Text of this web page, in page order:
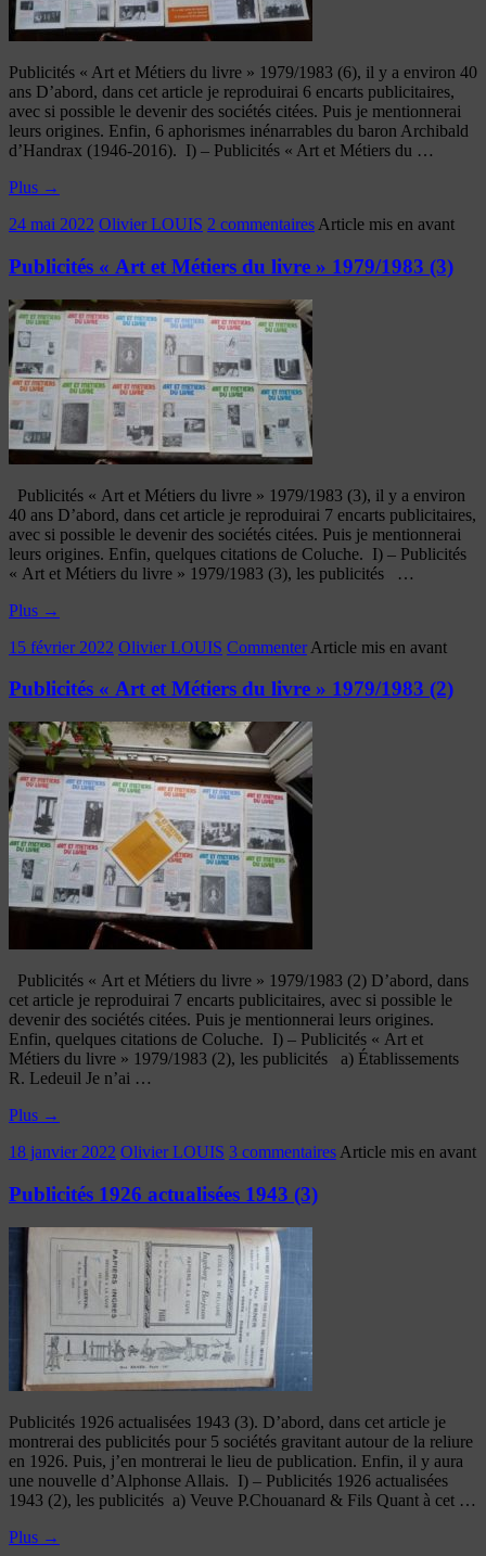
Publicités « Art et Métiers du livre » 1979/1983 (6), il y a environ 40
ans D’abord, dans cet article je reproduirai 6 encarts publicitaires,
avec si possible le devenir des sociétés citées. Puis je mentionnerai
leurs origines. Enfin, 6 aphorismes inénarrables du baron Archibald
d’Handrax (1946-2016). I) – Publicités « Art et Métiers du …
Plus →
24 mai 2022 Olivier LOUIS 2 commentaires Article mis en avant
Publicités « Art et Métiers du livre » 1979/1983 (3)
Publicités « Art et Métiers du livre » 1979/1983 (3), il y a environ
40 ans D’abord, dans cet article je reproduirai 7 encarts publicitaires,
avec si possible le devenir des sociétés citées. Puis je mentionnerai
leurs origines. Enfin, quelques citations de Coluche. I) – Publicités
« Art et Métiers du livre » 1979/1983 (3), les publicités …
Plus →
15 février 2022 Olivier LOUIS Commenter Article mis en avant
Publicités « Art et Métiers du livre » 1979/1983 (2)
Publicités « Art et Métiers du livre » 1979/1983 (2) D’abord, dans
cet article je reproduirai 7 encarts publicitaires, avec si possible le
devenir des sociétés citées. Puis je mentionnerai leurs origines.
Enfin, quelques citations de Coluche. I) – Publicités « Art et
Métiers du livre » 1979/1983 (2), les publicités a) Établissements
R. Ledeuil Je n’ai …
Plus →
18 janvier 2022 Olivier LOUIS 3 commentaires Article mis en avant
Publicités 1926 actualisées 1943 (3)
Publicités 1926 actualisées 1943 (3). D’abord, dans cet article je
montrerai des publicités pour 5 sociétés gravitant autour de la reliure
en 1926. Puis, j’en montrerai le lieu de publication. Enfin, il y aura
une nouvelle d’Alphonse Allais. I) – Publicités 1926 actualisées
1943 (2), les publicités a) Veuve P.Chouanard & Fils Quant à cet …
Plus →